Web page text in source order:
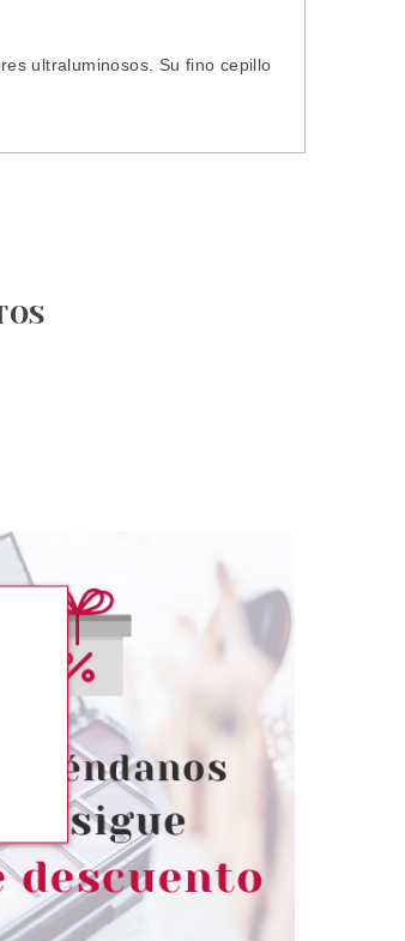
ultraluminosos. Su fino cepillo
GIVENCHY PRISME QUATUOR 7
TENTATION 4 GR
Pvr 79.00€
-62%
desde